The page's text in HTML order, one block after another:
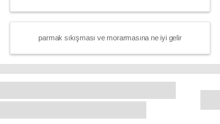
parmak sıkışması ve morarmasına ne iyi gelir